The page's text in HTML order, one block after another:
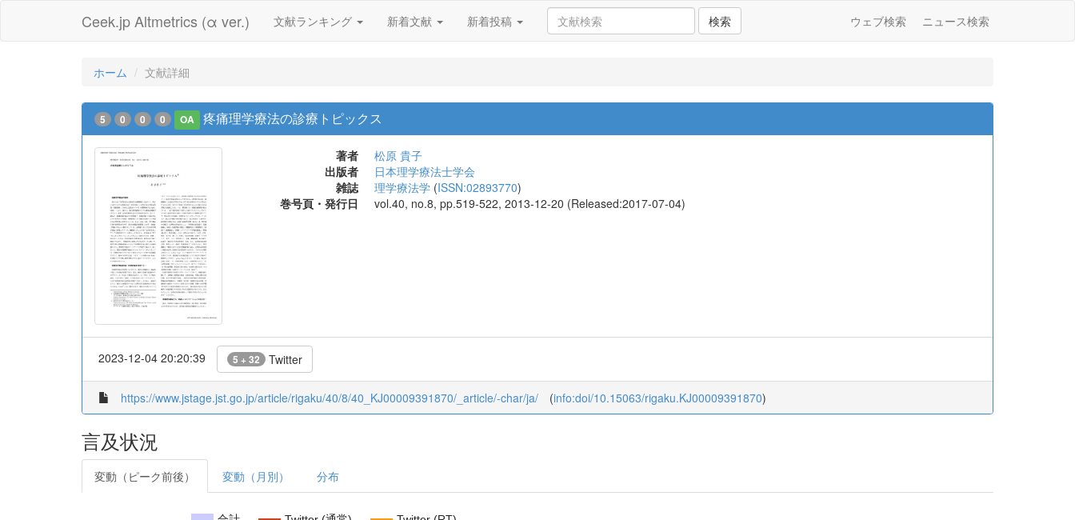
Ceek.jp Altmetrics (α ver.) 文献ランキング 新着文献 新着投稿 検索 ウェブ検索 ニュース検索
ホーム 文献詳細
5 0 0 0 OA 疼痛理学療法の診療トピックス
著者
松原 貴子
出版者
日本理学療法士学会
雑誌
理学療法学 (ISSN:02893770)
巻号頁・発行日
vol.40, no.8, pp.519-522, 2013-12-20 (Released:2017-07-04)
2023-12-04 20:20:39 5 + 32 Twitter
https://www.jstage.jst.go.jp/article/rigaku/40/8/40_KJ00009391870/_article/-char/ja/ (info:doi/10.15063/rigaku.KJ00009391870)
言及状況
変動（ピーク前後） 変動（月別） 分布